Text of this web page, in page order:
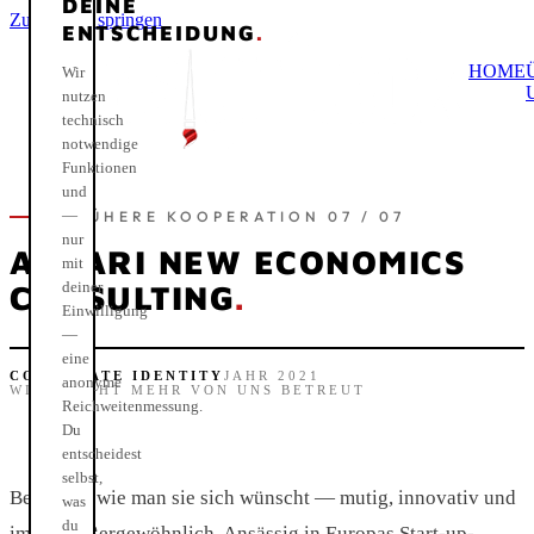
Zum Inhalt springen
HOME
FRÜHERE KOOPERATION 07 / 07
ANSARI NEW ECONOMICS
CONSULTING.
CORPORATE IDENTITY JAHR 2021
WIRD NICHT MEHR VON UNS BETREUT
Beratung, wie man sie sich wünscht — mutig, innovativ und
DEINE
ENTSCHEIDUNG.
Wir
nutzen
technisch
notwendige
Funktionen
und
—
nur
mit
deiner
Einwilligung
—
eine
anonyme
Reichweitenmessung.
Du
entscheidest
selbst,
was
du